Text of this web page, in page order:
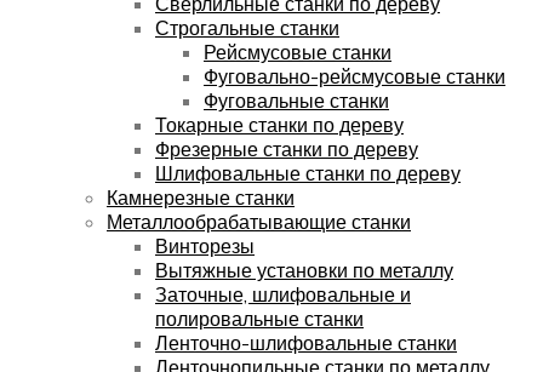
Строгальные станки
Рейсмусовые станки
Фуговально-рейсмусовые станки
Фуговальные станки
Токарные станки по дереву
Фрезерные станки по дереву
Шлифовальные станки по дереву
Камнерезные станки
Металлообрабатывающие станки
Винторезы
Вытяжные установки по металлу
Заточные, шлифовальные и
полировальные станки
Ленточно-шлифовальные станки
Ленточнопильные станки по металлу